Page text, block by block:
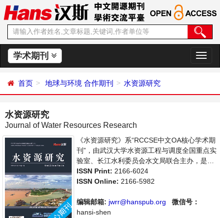
学术期刊
切
换
首页 地球与环境 合作期刊 水资源研究
水资源研究
Journal of Water Resources Research
《水资源研究》系“RCCSE中文OA核心学术期
刊”，由武汉大学水资源工程与调度全国重点实
验室、长江水利委员会水文局联合主办，是开
放获取期刊，以传播和展示世界水文水资源研
究领域最新成果、推进中国水文水资源研究走
发利用，水环境保护的理论方法、技术经验和
应用成果以及水文水资源研究新的发展方向和
ISSN Print: 2166-6024
ISSN Online: 2166-5982
编辑邮箱: jwrr@hanspub.org
微信号：
hansi-shen